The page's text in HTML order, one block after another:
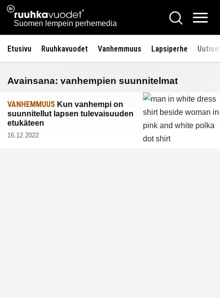
Siirry
sisältöön
Ruuhkavuodet.fi
Suomen lempein perhemedia
Hae
Etusivu Ruuhkavuodet Vanhemmuus Lapsiperhe
Avainsana: vanhempien suunnitelmat
VANHEMMUUS Kun vanhempi on
suunnitellut lapsen tulevaisuuden
etukäteen
16.12.2022